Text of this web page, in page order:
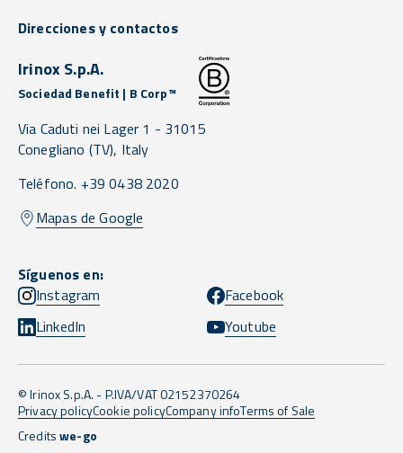
Direcciones y contactos
Irinox S.p.A.
Sociedad Benefit | B Corp™
Via Caduti nei Lager 1 - 31015
Conegliano (TV), Italy
Teléfono. +39 0438 2020
Mapas de Google
Síguenos en:
Instagram
Facebook
LinkedIn
Youtube
© Irinox S.p.A. - P.IVA/VAT 02152370264
Privacy policyCookie policyCompany infoTerms of Sale
Creditswe-go